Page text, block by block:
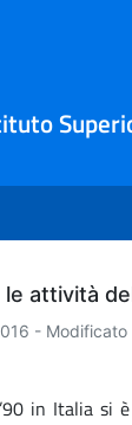
attività
-
in Italia si